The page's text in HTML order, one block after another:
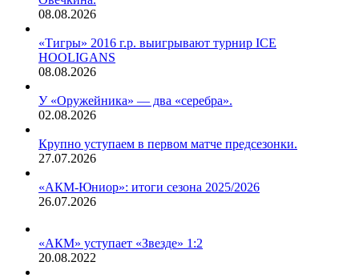
08.08.2026
«Тигры» 2016 г.р. выигрывают турнир ICE
HOOLIGANS
08.08.2026
У «Оружейника» — два «серебра».
02.08.2026
Крупно уступаем в первом матче предсезонки.
27.07.2026
«АКМ-Юниор»: итоги сезона 2025/2026
26.07.2026
«АКМ» уступает «Звезде» 1:2
20.08.2022